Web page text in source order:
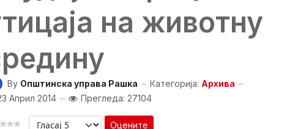
на животну
By Општинска управа Рашка Категорија: Архива
Април 2014
Прегледа: 27104
Оцените